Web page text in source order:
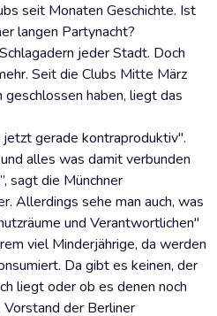
seit Monaten Geschichte. Ist
langen Partynacht?
jeder Stadt. Doch
Seit die Clubs Mitte März
haben, liegt das
gerade kontraproduktiv".
alles was damit verbunden
sagt die Münchner
Allerdings sehe man auch, was
und Verantwortlichen"
viel Minderjährige, da werden
Da gibt es keinen, der
liegt oder ob es denen noch
der Berliner